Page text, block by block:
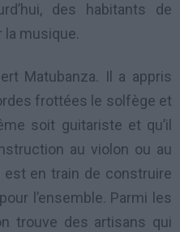
des habitants de
la musique.
Matubanza. Il a appris
frottées le solfège et
soit guitariste et qu’il
au violon ou au
en train de construire
l’ensemble. Parmi les
trouve des artisans qui